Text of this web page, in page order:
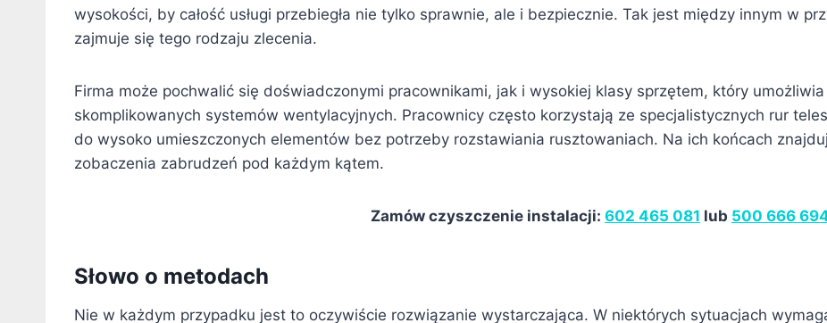
wysokości, by całość usługi przebiegła nie tylko sprawnie, ale i bezpiecznie. Tak jest między innym w
zajmuje się tego rodzaju zlecenia.
Firma może pochwalić się doświadczonymi pracownikami, jak i wysokiej klasy sprzętem, który
skomplikowanych systemów wentylacyjnych. Pracownicy często korzystają ze specjalistycznych rur
do wysoko umieszczonych elementów bez potrzeby rozstawiania rusztowaniach. Na ich końcach
zobaczenia zabrudzeń pod każdym kątem.
Zamów czyszczenie instalacji: 602 465 081 lub 500 666
Słowo o metodach
Nie w każdym przypadku jest to oczywiście rozwiązanie wystarczająca. W niektórych sytuacjach